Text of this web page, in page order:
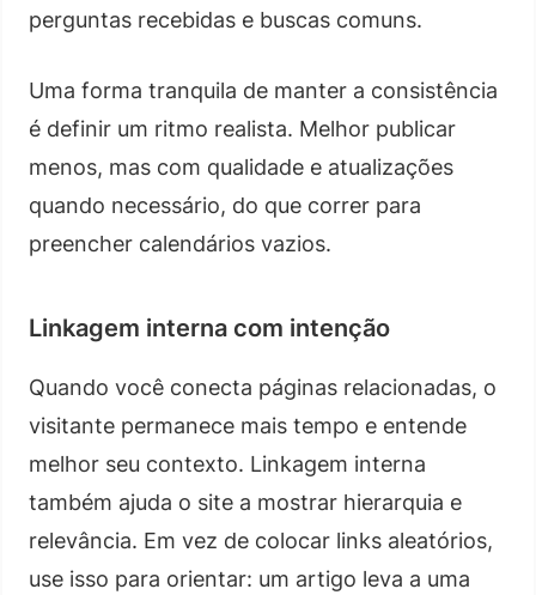
perguntas recebidas e buscas comuns.
Uma forma tranquila de manter a consistência
é definir um ritmo realista. Melhor publicar
menos, mas com qualidade e atualizações
quando necessário, do que correr para
preencher calendários vazios.
Linkagem interna com intenção
Quando você conecta páginas relacionadas, o
visitante permanece mais tempo e entende
melhor seu contexto. Linkagem interna
também ajuda o site a mostrar hierarquia e
relevância. Em vez de colocar links aleatórios,
use isso para orientar: um artigo leva a uma